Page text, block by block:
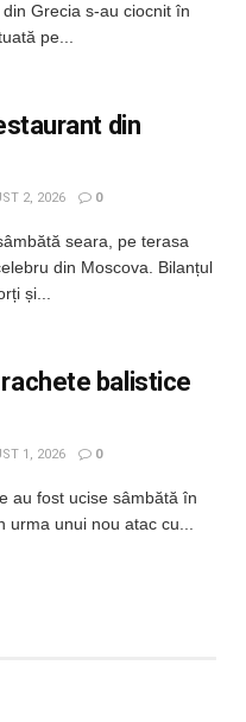
Grecia s-au ciocnit în
pe...
din
2, 2026 0
seara, pe terasa
din Moscova. Bilanțul
și...
balistice
1, 2026 0
au fost ucise sâmbătă în
unui nou atac cu...